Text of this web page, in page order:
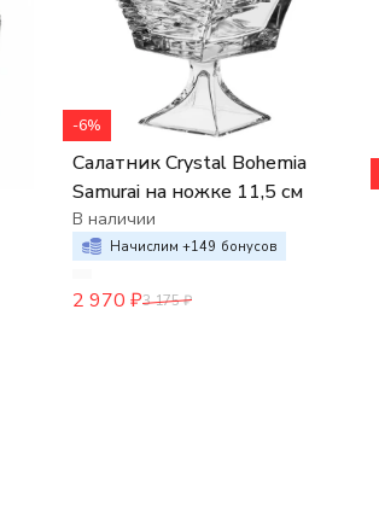
-6%
Салатник Crystal Bohemia
Samurai на ножке 11,5 см
В наличии
Начислим +149 бонусов
2 970 ₽3 175₽